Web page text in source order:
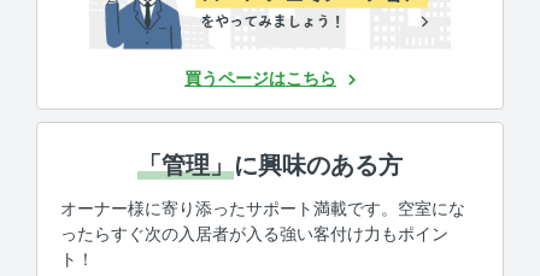
買うページはこちら
「管理」に興味のある方
オーナー様に寄り添ったサポート満載です。空室にな
ったらすぐ次の入居者が入る強い客付け力もポイン
ト！